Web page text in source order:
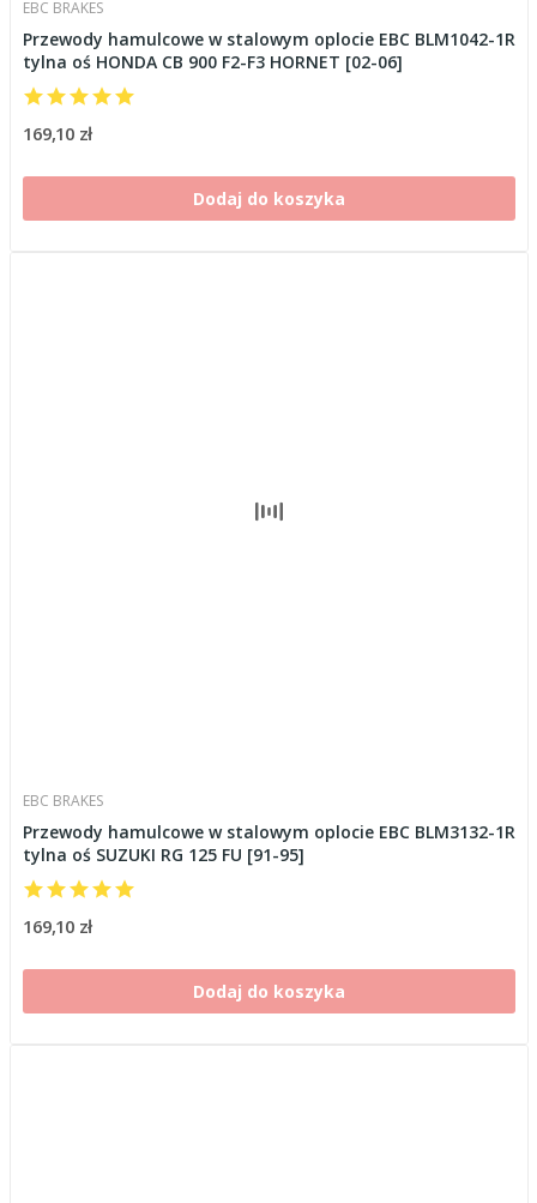
EBC BRAKES
Przewody hamulcowe w stalowym oplocie EBC BLM1042-1R
tylna oś HONDA CB 900 F2-F3 HORNET [02-06]
169,10 zł
Dodaj do koszyka
EBC BRAKES
Przewody hamulcowe w stalowym oplocie EBC BLM3132-1R
tylna oś SUZUKI RG 125 FU [91-95]
169,10 zł
Dodaj do koszyka